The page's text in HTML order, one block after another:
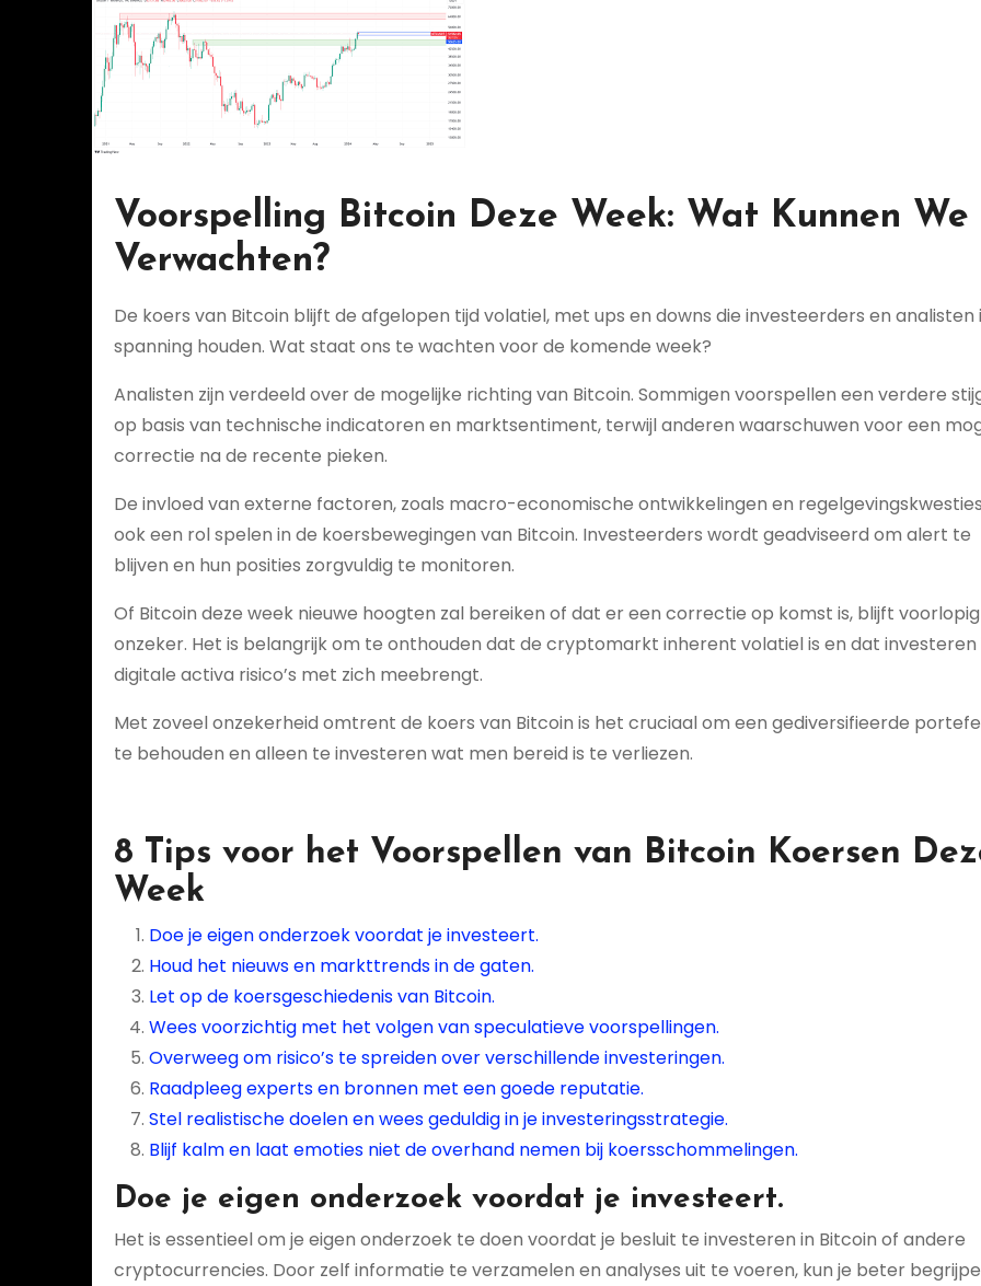
Voorspelling Bitcoin Deze Week: Wat Kunnen We
Verwachten?
De koers van Bitcoin blijft de afgelopen tijd volatiel, met ups en downs die investeerders en analisten
spanning houden. Wat staat ons te wachten voor de komende week?
Analisten zijn verdeeld over de mogelijke richting van Bitcoin. Sommigen voorspellen een verdere
op basis van technische indicatoren en marktsentiment, terwijl anderen waarschuwen voor een
correctie na de recente pieken.
De invloed van externe factoren, zoals macro-economische ontwikkelingen en
ook een rol spelen in de koersbewegingen van Bitcoin. Investeerders wordt geadviseerd om alert te
blijven en hun posities zorgvuldig te monitoren.
Of Bitcoin deze week nieuwe hoogten zal bereiken of dat er een correctie op komst is, blijft voorlopig
onzeker. Het is belangrijk om te onthouden dat de cryptomarkt inherent volatiel is en dat investeren
digitale activa risico’s met zich meebrengt.
Met zoveel onzekerheid omtrent de koers van Bitcoin is het cruciaal om een gediversifieerde
te behouden en alleen te investeren wat men bereid is te verliezen.
8 Tips voor het Voorspellen van Bitcoin Koersen
Week
Doe je eigen onderzoek voordat je investeert.
Houd het nieuws en markttrends in de gaten.
Let op de koersgeschiedenis van Bitcoin.
Wees voorzichtig met het volgen van speculatieve voorspellingen.
Overweeg om risico’s te spreiden over verschillende investeringen.
Raadpleeg experts en bronnen met een goede reputatie.
Stel realistische doelen en wees geduldig in je investeringsstrategie.
Blijf kalm en laat emoties niet de overhand nemen bij koersschommelingen.
Doe je eigen onderzoek voordat je investeert.
Het is essentieel om je eigen onderzoek te doen voordat je besluit te investeren in Bitcoin of andere
cryptocurrencies. Door zelf informatie te verzamelen en analyses uit te voeren, kun je beter